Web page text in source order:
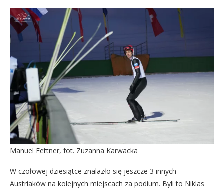
Manuel Fettner, fot. Zuzanna Karwacka
W czołowej dziesiątce znalazło się jeszcze 3 innych
Austriaków na kolejnych miejscach za podium. Byli to Niklas